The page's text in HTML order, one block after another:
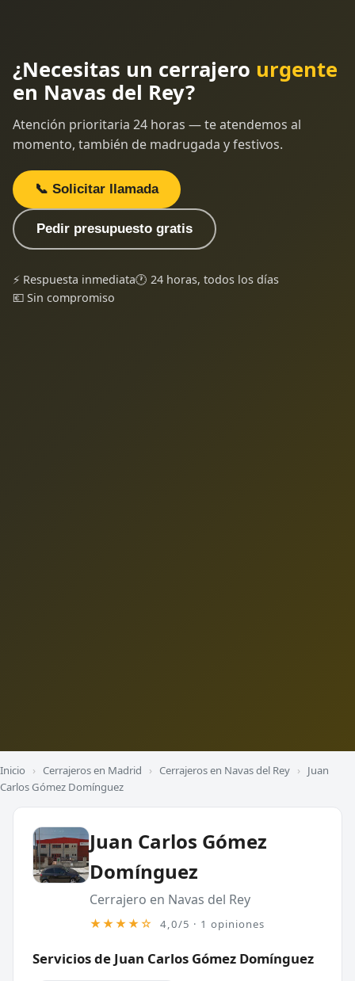
¿Necesitas un cerrajero urgente
en Navas del Rey?
Atención prioritaria 24 horas — te atendemos al
momento, también de madrugada y festivos.
📞 Solicitar llamada
Pedir presupuesto gratis
⚡ Respuesta inmediata🕐 24 horas, todos los días
💶 Sin compromiso
Inicio › Cerrajeros en Madrid › Cerrajeros en Navas del Rey › Juan
Carlos Gómez Domínguez
Juan Carlos Gómez
Domínguez
Cerrajero en Navas del Rey
★★★★☆ 4,0/5 · 1 opiniones
Servicios de Juan Carlos Gómez Domínguez